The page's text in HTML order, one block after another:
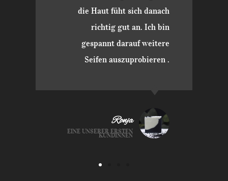
die Haut füht sich danach
richtig gut an. Ich bin
gespannt darauf weitere
Seifen auszuprobieren .
Ronja
EINE UNSERER ERSTEN
KUNDINNEN